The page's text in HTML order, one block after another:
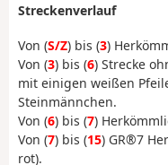
Streckenverlauf
Von (S/Z) bis (3)
Von (3) bis (6) Strecke
mit einigen weißen
Steinmännchen.
Von (6) bis (7)
Von (7) bis (15) GR®7
rot).